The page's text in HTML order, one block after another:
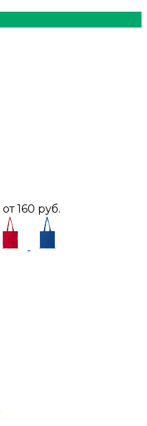
от 160 руб.